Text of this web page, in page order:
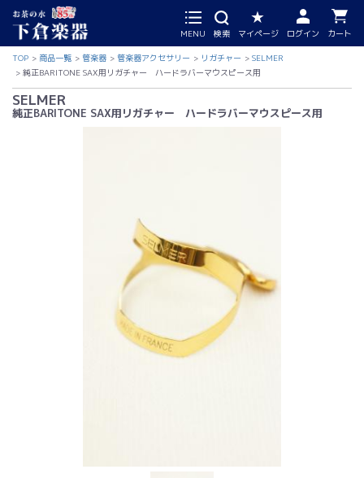
MENU 検索 マイページ ログイン カート
TOP 商品一覧 管楽器 管楽器アクセサリー リガチャー
SELMER
純正BARITONE SAX用リガチャー ハードラバーマウスピース用
SELMER
純正BARITONE SAX用リガチャー ハードラバーマウスピース用